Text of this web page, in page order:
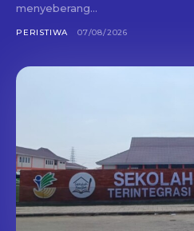
menyeberang...
PERISTIWA 07/08/2026